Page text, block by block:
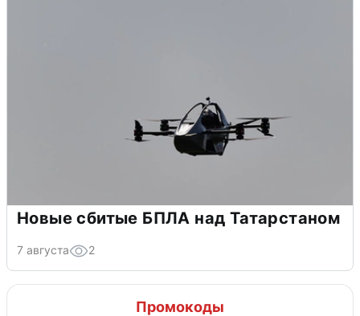
Новые сбитые БПЛА над Татарстаном
7 августа 2
Промокоды